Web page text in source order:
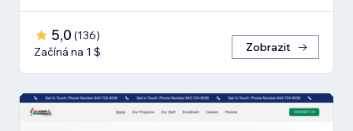
5,0 (136)
Začíná na 1 $
Zobrazit